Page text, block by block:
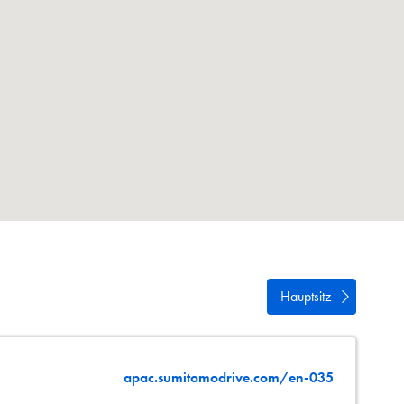
Hauptsitz
apac.sumitomodrive.com/en-035